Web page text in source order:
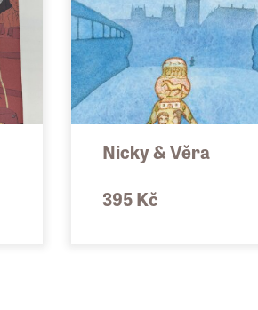
Nicky & Věra
395 Kč